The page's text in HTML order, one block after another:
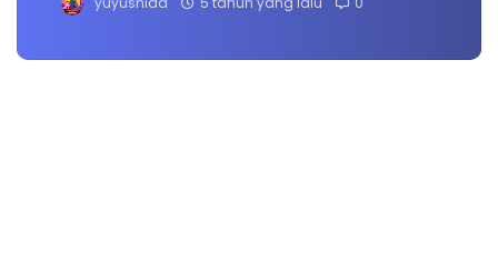
yuyusnida 5 tahun yang lalu 0